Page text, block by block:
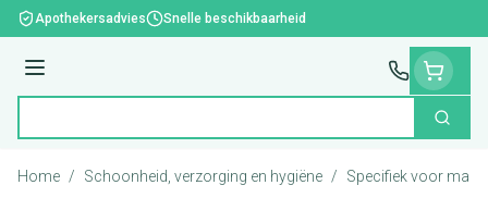
Ga naar de inhoud
Apothekersadvies Snelle beschikbaarheid
Menu
Zoek
Home / Schoonheid, verzorging en hygiëne / Specifiek voor